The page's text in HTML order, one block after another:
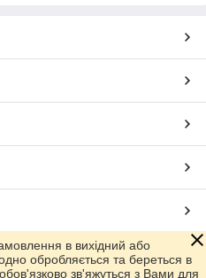
Prom.ua
в вихідний або
обробляється та береться в
обов'язково зв'яжуться з Вами для